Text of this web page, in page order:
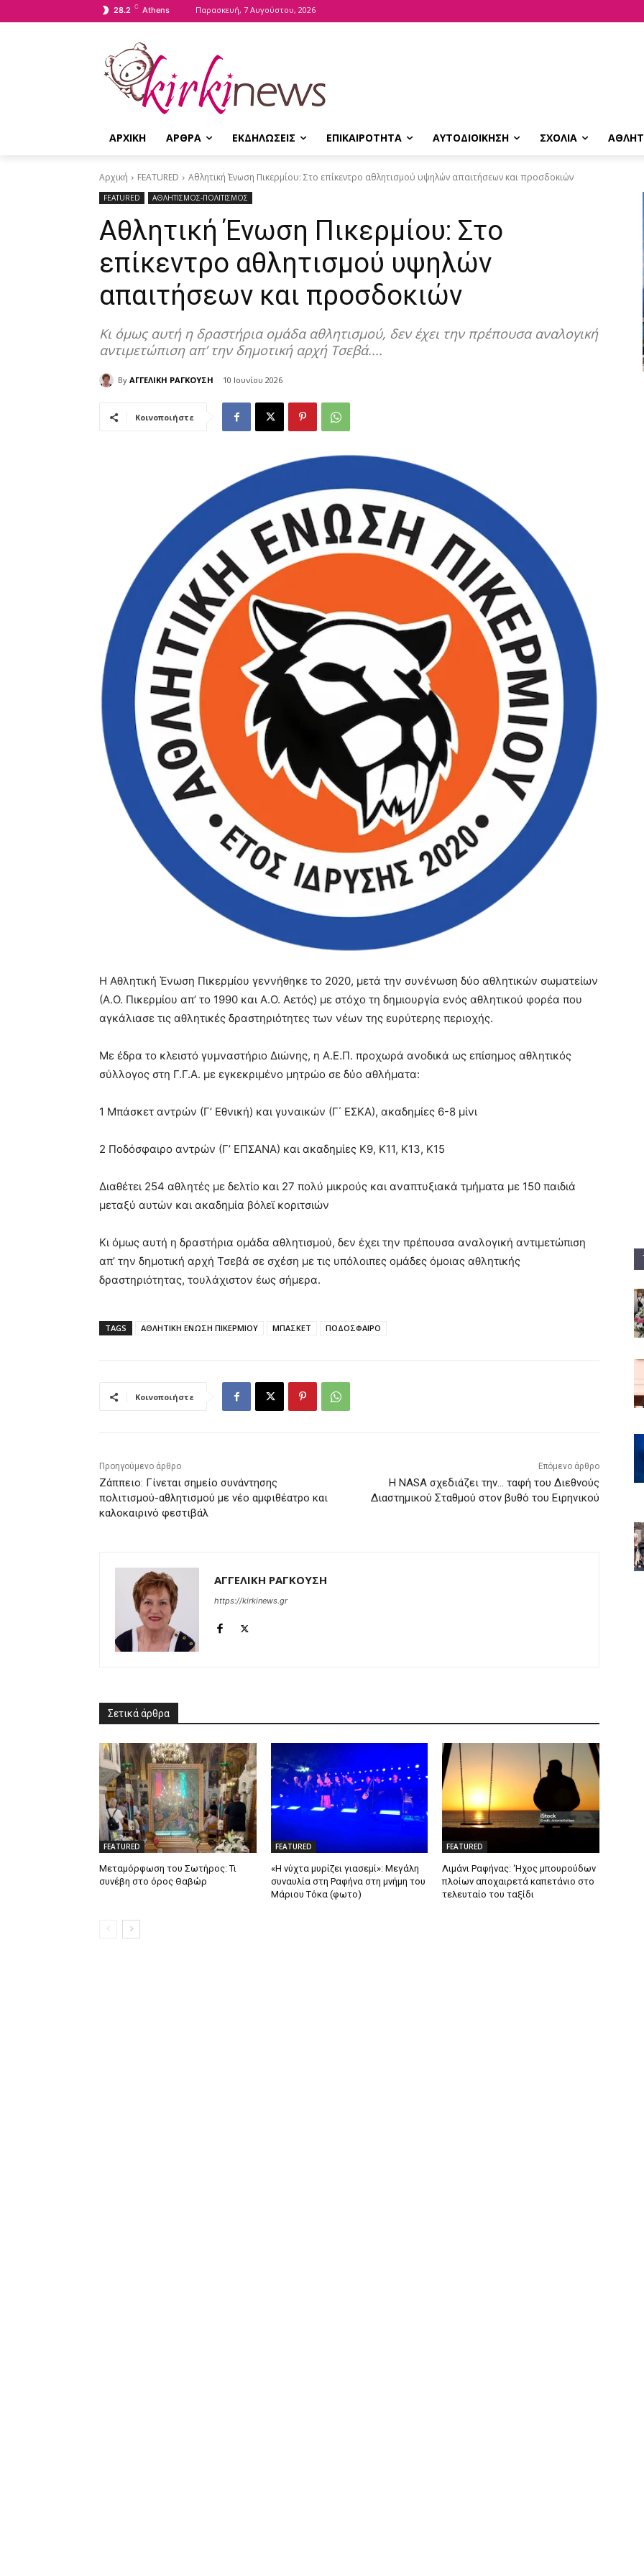
28.2 C Athens Παρασκευή, 7 Αυγούστου, 2026
ΑΡΧΙΚΗ ΑΡΘΡΑ ΕΚΔΗΛΩΣΕΙΣ ΕΠΙΚΑΙΡΟΤΗΤΑ ΑΥΤΟΔΙΟΙΚΗΣΗ ΣΧΟΛΙΑ
Αρχική FEATURED Αθλητική Ένωση Πικερμίου: Στο επίκεντρο αθλητισμού υψηλών απαιτήσεων και προσδοκιών
FEATURED ΑΘΛΗΤΙΣΜΟΣ-ΠΟΛΙΤΙΣΜΟΣ
Αθλητική Ένωση Πικερμίου: Στο
επίκεντρο αθλητισμού υψηλών
απαιτήσεων και προσδοκιών
Κι όμως αυτή η δραστήρια ομάδα αθλητισμού, δεν έχει την πρέπουσα αναλογική
αντιμετώπιση απ’ την δημοτική αρχή Τσεβά....
By ΑΓΓΕΛΙΚΗ ΡΑΓΚΟΥΣΗ 10 Ιουνίου 2026
Κοινοποιήστε
Η Αθλητική Ένωση Πικερμίου γεννήθηκε το 2020, μετά την συνένωση δύο αθλητικών σωματείων
(Α.Ο. Πικερμίου απ’ το 1990 και Α.Ο. Αετός) με στόχο τη δημιουργία ενός αθλητικού φορέα που
αγκάλιασε τις αθλητικές δραστηριότητες των νέων της ευρύτερης περιοχής.
Με έδρα το κλειστό γυμναστήριο Διώνης, η Α.Ε.Π. προχωρά ανοδικά ως επίσημος αθλητικός
σύλλογος στη Γ.Γ.Α. με εγκεκριμένο μητρώο σε δύο αθλήματα:
1 Μπάσκετ αντρών (Γ’ Εθνική) και γυναικών (Γ΄ ΕΣΚΑ), ακαδημίες 6-8 μίνι
2 Ποδόσφαιρο αντρών (Γ’ ΕΠΣΑΝΑ) και ακαδημίες Κ9, Κ11, Κ13, Κ15
Διαθέτει 254 αθλητές με δελτίο και 27 πολύ μικρούς και αναπτυξιακά τμήματα με 150 παιδιά
μεταξύ αυτών και ακαδημία βόλεϊ κοριτσιών
Κι όμως αυτή η δραστήρια ομάδα αθλητισμού, δεν έχει την πρέπουσα αναλογική αντιμετώπιση
απ’ την δημοτική αρχή Τσεβά σε σχέση με τις υπόλοιπες ομάδες όμοιας αθλητικής
δραστηριότητας, τουλάχιστον έως σήμερα.
TAGS ΑΘΛΗΤΙΚΗ ΕΝΩΣΗ ΠΙΚΕΡΜΙΟΥ ΜΠΑΣΚΕΤ ΠΟΔΟΣΦΑΙΡΟ
Κοινοποιήστε
Προηγούμενο άρθρο
Ζάππειο: Γίνεται σημείο συνάντησης
πολιτισμού-αθλητισμού με νέο αμφιθέατρο και
καλοκαιρινό φεστιβάλ
Επόμενο άρθρο
Η NASA σχεδιάζει την… ταφή του Διεθνούς
Διαστημικού Σταθμού στον βυθό του Ειρηνικού
ΑΓΓΕΛΙΚΗ ΡΑΓΚΟΥΣΗ
https://kirkinews.gr
Σετικά άρθρα
FEATURED
Μεταμόρφωση του Σωτήρος: Τι
συνέβη στο όρος Θαβώρ
FEATURED
«Η νύχτα μυρίζει γιασεμί»: Μεγάλη
συναυλία στη Ραφήνα στη μνήμη του
Μάριου Τόκα (φωτο)
FEATURED
Λιμάνι Ραφήνας: ‘Ηχος μπουρούδων
πλοίων αποχαιρετά καπετάνιο στο
τελευταίο του ταξίδι